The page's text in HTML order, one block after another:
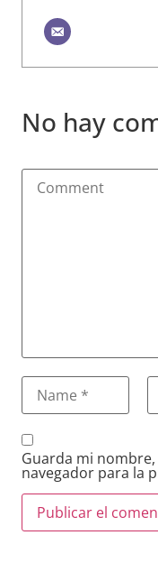
No hay
Guarda mi
navegador para la